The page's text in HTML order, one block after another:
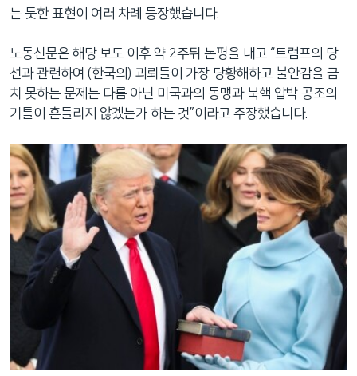
는 듯한 표현이 여러 차례 등장했습니다.
노동신문은 해당 보도 이후 약 2주뒤 논평을 내고 “트럼프의 당
선과 관련하여 (한국의) 괴뢰들이 가장 당황해하고 불안감을 금
치 못하는 문제는 다름 아닌 미국과의 동맹과 북핵 압박 공조의
기틀이 흔들리지 않겠는가 하는 것”이라고 주장했습니다.